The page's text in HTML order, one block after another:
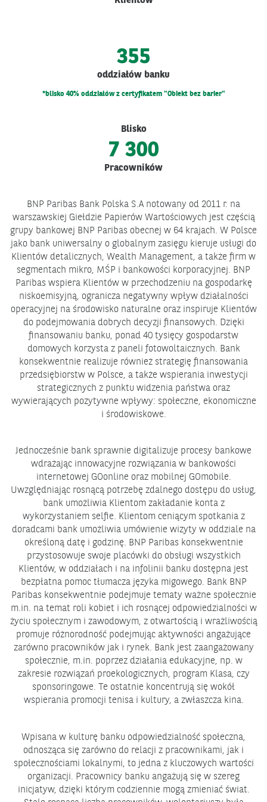
355
oddziałów banku
*blisko 40% oddziałów z certyfikatem "Obiekt bez barier"
Blisko
7 300
Pracowników
BNP Paribas Bank Polska S.A notowany od 2011 r. na
warszawskiej Giełdzie Papierów Wartościowych jest częścią
grupy bankowej BNP Paribas obecnej w 64 krajach. W Polsce
jako bank uniwersalny o globalnym zasięgu kieruje usługi do
Klientów detalicznych, Wealth Management, a także firm w
segmentach mikro, MŚP i bankowości korporacyjnej. BNP
Paribas wspiera Klientów w przechodzeniu na gospodarkę
niskoemisyjną, ogranicza negatywny wpływ działalności
operacyjnej na środowisko naturalne oraz inspiruje Klientów
do podejmowania dobrych decyzji finansowych. Dzięki
finansowaniu banku, ponad 40 tysięcy gospodarstw
domowych korzysta z paneli fotowoltaicznych. Bank
konsekwentnie realizuje również strategię finansowania
przedsiębiorstw w Polsce, a także wspierania inwestycji
strategicznych z punktu widzenia państwa oraz
wywierających pozytywne wpływy: społeczne, ekonomiczne
i środowiskowe.
Jednocześnie bank sprawnie digitalizuje procesy bankowe
wdrażając innowacyjne rozwiązania w bankowości
internetowej GOonline oraz mobilnej GOmobile.
Uwzględniając rosnącą potrzebę zdalnego dostępu do usług,
bank umożliwia Klientom zakładanie konta z
wykorzystaniem selfie. Klientom ceniącym spotkania z
doradcami bank umożliwia umówienie wizyty w oddziale na
określoną datę i godzinę. BNP Paribas konsekwentnie
przystosowuje swoje placówki do obsługi wszystkich
Klientów, w oddziałach i na infolinii banku dostępna jest
bezpłatna pomoc tłumacza języka migowego. Bank BNP
Paribas konsekwentnie podejmuje tematy ważne społecznie
m.in. na temat roli kobiet i ich rosnącej odpowiedzialności w
życiu społecznym i zawodowym, z otwartością i wrażliwością
promuje różnorodność podejmując aktywności angażujące
zarówno pracowników jak i rynek. Bank jest zaangażowany
społecznie, m.in. poprzez działania edukacyjne, np. w
zakresie rozwiązań proekologicznych, program Klasa, czy
sponsoringowe. Te ostatnie koncentrują się wokół
wspierania promocji tenisa i kultury, a zwłaszcza kina.
Wpisana w kulturę banku odpowiedzialność społeczna,
odnosząca się zarówno do relacji z pracownikami, jak i
społecznościami lokalnymi, to jedna z kluczowych wartości
organizacji. Pracownicy banku angażują się w szereg
inicjatyw, dzięki którym codziennie mogą zmieniać świat.